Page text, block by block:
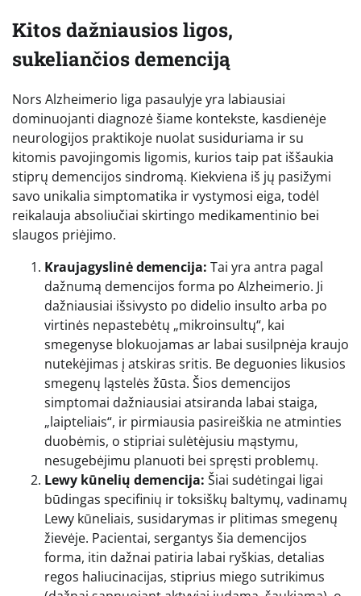
Kitos dažniausios ligos,
sukeliančios demenciją
Nors Alzheimerio liga pasaulyje yra labiausiai
dominuojanti diagnozė šiame kontekste, kasdienėje
neurologijos praktikoje nuolat susiduriama ir su
kitomis pavojingomis ligomis, kurios taip pat iššaukia
stiprų demencijos sindromą. Kiekviena iš jų pasižymi
savo unikalia simptomatika ir vystymosi eiga, todėl
reikalauja absoliučiai skirtingo medikamentinio bei
slaugos priėjimo.
Kraujagyslinė demencija: Tai yra antra pagal
dažnumą demencijos forma po Alzheimerio. Ji
dažniausiai išsivysto po didelio insulto arba po
virtinės nepastebėtų „mikroinsultų“, kai
smegenyse blokuojamas ar labai susilpnėja kraujo
nutekėjimas į atskiras sritis. Be deguonies likusios
smegenų ląstelės žūsta. Šios demencijos
simptomai dažniausiai atsiranda labai staiga,
„laipteliais“, ir pirmiausia pasireiškia ne atminties
duobėmis, o stipriai sulėtėjusiu mąstymu,
nesugebėjimu planuoti bei spręsti problemų.
Lewy kūnelių demencija: Šiai sudėtingai ligai
būdingas specifinių ir toksiškų baltymų, vadinamų
Lewy kūneliais, susidarymas ir plitimas smegenų
žievėje. Pacientai, sergantys šia demencijos
forma, itin dažnai patiria labai ryškias, detalias
regos haliucinacijas, stiprius miego sutrikimus